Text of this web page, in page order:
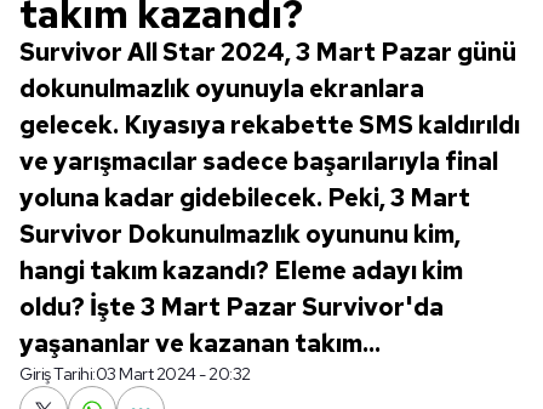
takım kazandı?
Survivor All Star 2024, 3 Mart Pazar günü
dokunulmazlık oyunuyla ekranlara
gelecek. Kıyasıya rekabette SMS kaldırıldı
ve yarışmacılar sadece başarılarıyla final
yoluna kadar gidebilecek. Peki, 3 Mart
Survivor Dokunulmazlık oyununu kim,
hangi takım kazandı? Eleme adayı kim
oldu? İşte 3 Mart Pazar Survivor'da
yaşananlar ve kazanan takım...
Giriş Tarihi:03 Mart 2024 - 20:32